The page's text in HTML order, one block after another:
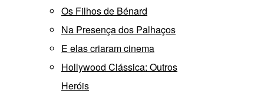
Os Filhos de Bénard
Na Presença dos Palhaços
E elas criaram cinema
Hollywood Clássica: Outros
Heróis